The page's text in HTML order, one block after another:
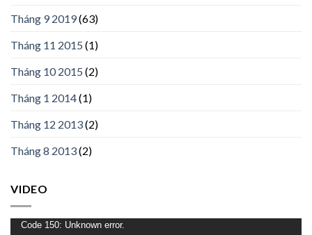
Tháng 9 2019(63)
Tháng 11 2015 (1)
Tháng 10 2015 (2)
Tháng 1 2014(1)
Tháng 12 2013(2)
Tháng 8 2013(2)
VIDEO
Trình
Code 150: Unknown error.